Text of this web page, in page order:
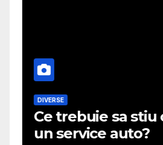
DIVERSE
Ce trebuie sa stiu
un service auto?